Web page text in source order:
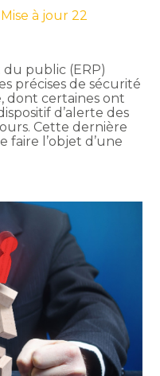
Mise à jour 22
du public (ERP)
précises de sécurité
dont certaines ont
d’alerte des
Cette dernière
faire l’objet d’une